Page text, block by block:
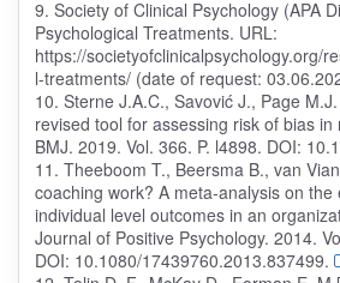
9. Society of Clinical Psychology (APA
Psychological Treatments. URL:
https://societyofclinicalpsychology.org/
l-treatments/ (date of request:
10. Sterne J.A.C., Savović J., Page
revised tool for assessing risk of bias
BMJ. 2019. Vol. 366. P. l4898. DOI:
11. Theeboom T., Beersma B., van
coaching work? A meta-analysis on the
individual level outcomes in an
Journal of Positive Psychology. 2014.
DOI: 10.1080/17439760.2013.837499.